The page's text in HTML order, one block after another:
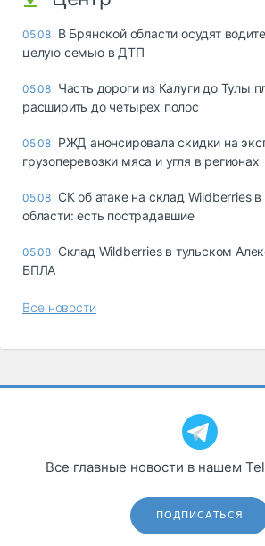
05.08 В Брянской области осудят
целую семью в ДТП
05.08 Часть дороги из Калуги до Тулы
расширить до четырех полос
05.08 РЖД анонсировала скидки на
грузоперевозки мяса и угля в регионах
05.08 СК об атаке на склад Wildberries в
области: есть пострадавшие
05.08 Склад Wildberries в тульском
БПЛА
Все новости
Все главные новости в нашем
ПОДПИСАТЬСЯ